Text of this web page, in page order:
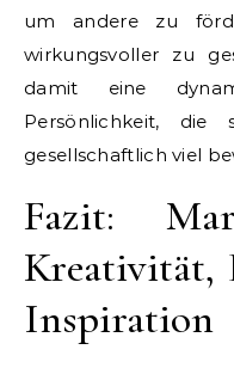
um andere zu
wirkungsvoller zu
damit eine
Persönlichkeit,
gesellschaftlich viel
Fazit:
Kreativität,
Inspiration